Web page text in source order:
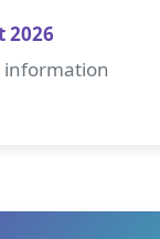
2026
information